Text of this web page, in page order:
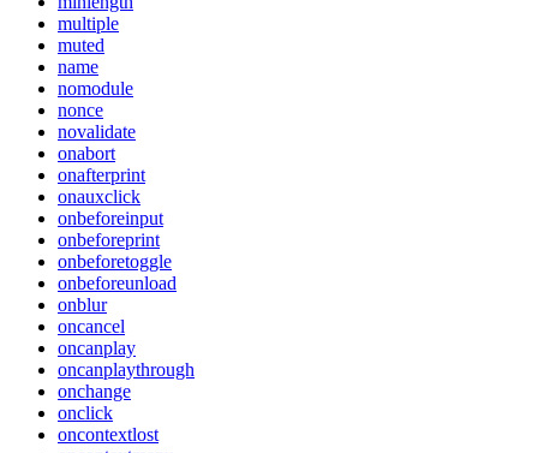
multiple
muted
name
nomodule
nonce
novalidate
onabort
onafterprint
onauxclick
onbeforeinput
onbeforeprint
onbeforetoggle
onbeforeunload
onblur
oncancel
oncanplay
oncanplaythrough
onchange
onclick
oncontextlost